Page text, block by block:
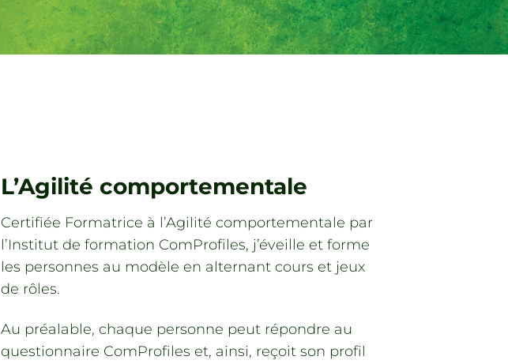
L’Agilité comportementale
Certifiée Formatrice à l’Agilité comportementale par
l’Institut de formation ComProfiles, j’éveille et forme
les personnes au modèle en alternant cours et jeux
de rôles.
Au préalable, chaque personne peut répondre au
questionnaire ComProfiles et, ainsi, reçoit son profil